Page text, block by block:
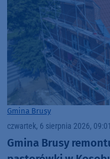
Gmina Brusy
czwartek, 6 sierpnia 2026, 09:01
Gmina Brusy